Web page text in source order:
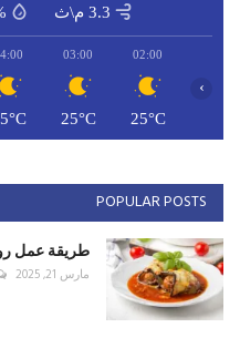
3.3 م\ث
02:00
25°C
03:00
25°C
›
POPULAR POSTS
طريقة عمل
مارس 21, 2025